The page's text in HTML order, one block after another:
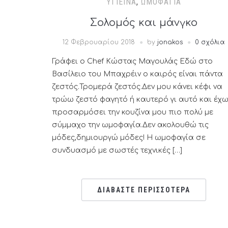
Σολομός και μάνγκο
12 Φεβρουαρίου 2018 by jonakos 0 σχόλια
Γράφει ο Chef Κώστας Μαγουλάς Εδώ στο
Βασίλειο του Μπαχρέιν ο καιρός είναι πάντα
ζεστός.Τρομερά ζεστός.Δεν μου κάνει κέφι να
τρώω ζεστό φαγητό ή καυτερό γι αυτό και έχω
προσαρμόσει την κουζίνα μου πιο πολύ με
σύμμαχο την ωμοφαγία.Δεν ακολουθώ τις
μόδες,δημιουργώ μόδες! Η ωμοφαγία σε
συνδυασμό με σωστές τεχνικές […]
ΔΙΑΒΑΣΤΕ ΠΕΡΙΣΣΟΤΕΡΑ